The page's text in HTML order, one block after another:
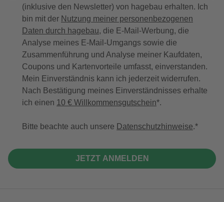
(inklusive den Newsletter) von hagebau erhalten. Ich
bin mit der Nutzung meiner personenbezogenen
Daten durch hagebau, die E-Mail-Werbung, die
Analyse meines E-Mail-Umgangs sowie die
Zusammenführung und Analyse meiner Kaufdaten,
Coupons und Kartenvorteile umfasst, einverstanden.
Mein Einverständnis kann ich jederzeit widerrufen.
Nach Bestätigung meines Einverständnisses erhalte
ich einen 10 € Willkommensgutschein*.
Bitte beachte auch unsere Datenschutzhinweise.
JETZT ANMELDEN